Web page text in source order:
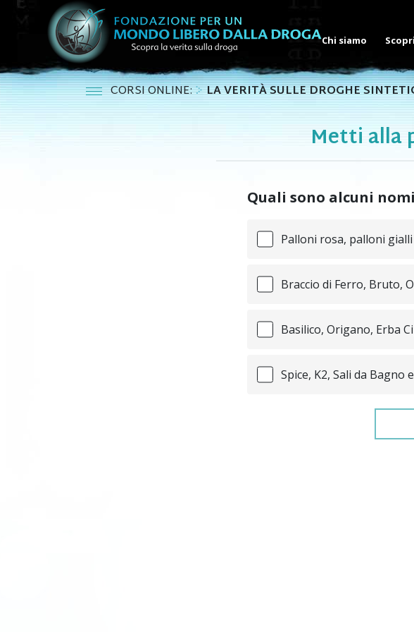
Chi siamo
CORSI ONLINE: LA VERITÀ SULLE DROGHE
Metti alla
Quali sono alcuni
Palloni rosa, palloni
Braccio di Ferro, Bruto,
Basilico, Origano, Erba
Spice, K2, Sali da Bagno